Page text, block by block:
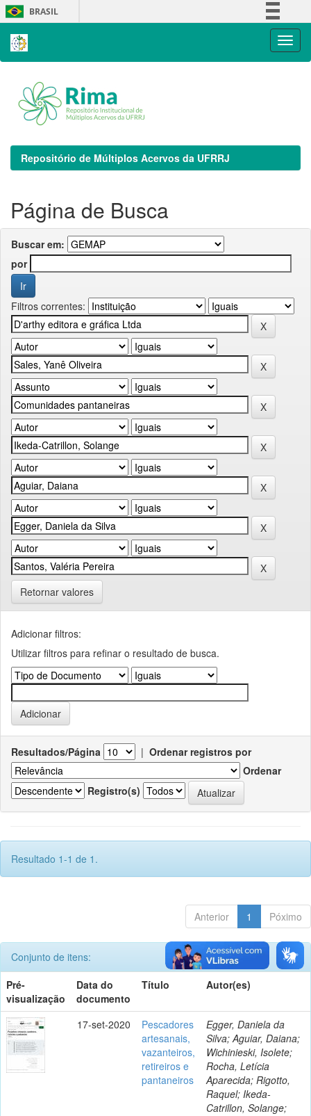
Skip
navigation
BRASIL
Repositório de Múltiplos Acervos da UFRRJ
Página de Busca
Buscar em:
por
Filtros correntes:
Retornar valores
Adicionar filtros:
Utilizar filtros para refinar o resultado de busca.
Resultados/Página | Ordenar registros por
Ordenar
Registro(s)
Resultado 1-1 de 1.
Anterior 1 Póximo
Conjunto de itens:
Pré-
visualização
Data do
documento
Título Autor(es)
17-set-2020
Pescadores
artesanais,
vazanteiros,
retireiros e
pantaneiros
Egger, Daniela da
Silva; Aguiar, Daiana;
Wichinieski, Isolete;
Rocha, Letícia
Aparecida; Rigotto,
Raquel; Ikeda-
Catrillon, Solange;